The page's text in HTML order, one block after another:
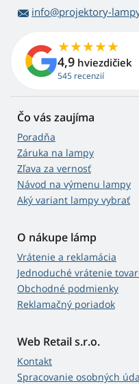
info@projektory-
4,9 hviezdičiek
545 recenzií
Čo vás zaujíma
Poradňa
Záruka na lampy
Zľava za vernosť
Návod na výmenu lampy
Aký variant lampy vybrať
O nákupe lámp
Vrátenie a reklamácia
Jednoduché vrátenie
Obchodné podmienky
Reklamačný poriadok
Web Retail s.r.o.
Kontakt
Spracovanie osobných